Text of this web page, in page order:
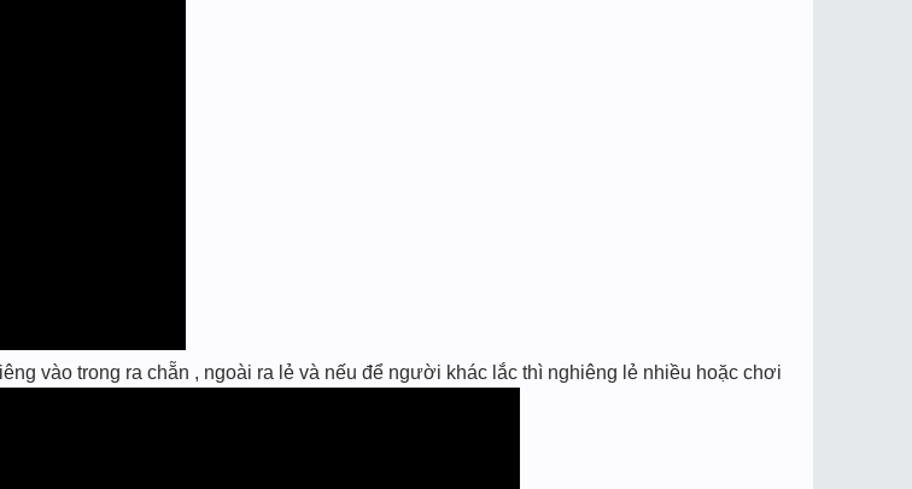
vào trong ra chẵn , ngoài ra lẻ và nếu để người khác lắc thì nghiêng lẻ nhiều hoặc chơi